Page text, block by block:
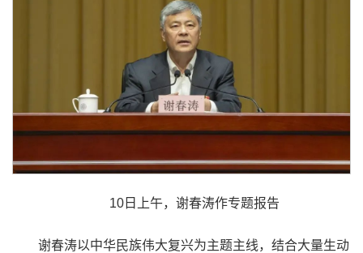
10日上午，谢春涛作专题报告
谢春涛以中华民族伟大复兴为主题主线，结合大量生动